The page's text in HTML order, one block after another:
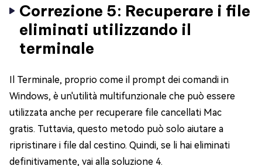
Correzione 5: Recuperare i file
eliminati utilizzando il
terminale
Il Terminale, proprio come il prompt dei comandi in
Windows, è un'utilità multifunzionale che può essere
utilizzata anche per recuperare file cancellati Mac
gratis. Tuttavia, questo metodo può solo aiutare a
ripristinare i file dal cestino. Quindi, se li hai eliminati
definitivamente, vai alla soluzione 4.